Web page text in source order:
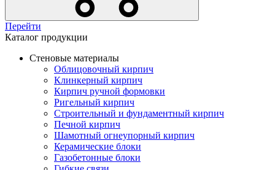
Перейти
Каталог продукции
Стеновые материалы
Облицовочный кирпич
Клинкерный кирпич
Кирпич ручной формовки
Ригельный кирпич
Строительный и фундаментный кирпич
Печной кирпич
Шамотный огнеупорный кирпич
Керамические блоки
Газобетонные блоки